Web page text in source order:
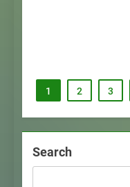
1 2 3
Search